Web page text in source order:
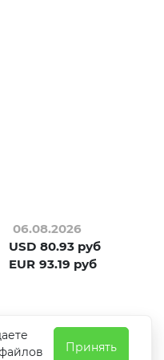
06.08.2026
USD 80.93 руб
EUR 93.19 руб
Принять